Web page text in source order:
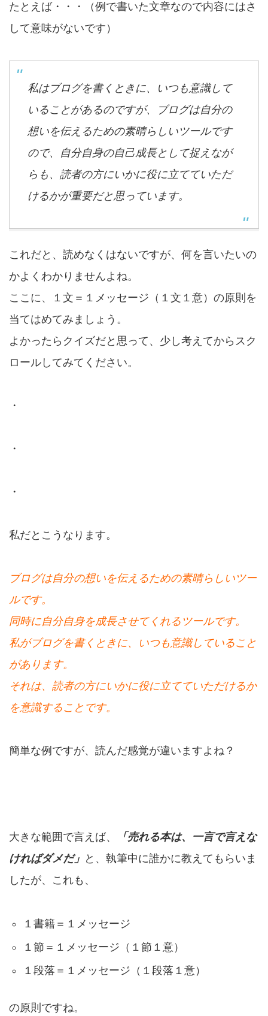
たとえば・・・（例で書いた文章なので内容にはさ
して意味がないです）
私はブログを書くときに、いつも意識して
いることがあるのですが、ブログは自分の
想いを伝えるための素晴らしいツールです
ので、自分自身の自己成長として捉えなが
らも、読者の方にいかに役に立てていただ
けるかが重要だと思っています。
これだと、読めなくはないですが、何を言いたいの
かよくわかりませんよね。
ここに、１文＝１メッセージ（１文１意）の原則を
当てはめてみましょう。
よかったらクイズだと思って、少し考えてからスク
ロールしてみてください。
・
・
・
私だとこうなります。
ブログは自分の想いを伝えるための素晴らしいツー
ルです。
同時に自分自身を成長させてくれるツールです。
私がブログを書くときに、いつも意識していること
があります。
それは、読者の方にいかに役に立てていただけるか
を意識することです。
簡単な例ですが、読んだ感覚が違いますよね？
大きな範囲で言えば、
「売れる本は、一言で言えな
ければダメだ」 と、執筆中に誰かに教えてもらいま
したが、これも、
１書籍＝１メッセージ
１節＝１メッセージ（１節１意）
１段落＝１メッセージ（１段落１意）
の原則ですね。